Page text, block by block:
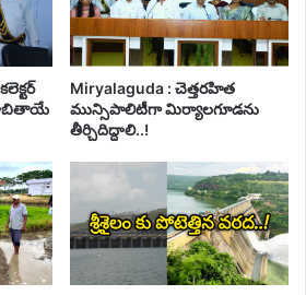
జాబితాయే
Miryalaguda : చెత్తరహిత
మున్సిపాలిటీగా మిర్యాలగూడను
తీర్చిదిద్దాలి..!